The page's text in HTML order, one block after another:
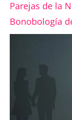
Parejas de la
Bonobología